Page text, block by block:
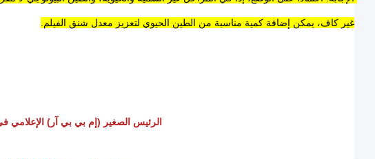
غير كاف، يمكن إضافة كمية مناسبة من الطين الحيوي لتعزيز معدل شنق الفيلم.
الرئيس الصغير (إم بي بي آر) الإعلامي